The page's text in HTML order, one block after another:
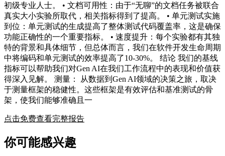
初级专业人士。 • 文档可用性：由于“无聊”的文档任务被联合
真实大小实验所取代，相关指标得到了提高。 • 单元测试实施
到位：单元测试的生成提高了整体测试代码覆盖率，这是确保
功能正确性的一个重要指标。 • 速度提升：每个实验都有其独
特的背景和具体细节，但总体而言，我们在软件开发生命周期
中将编码和单元测试的效率提高了10-30%。 结论 我们的基线
指标可以帮助我们对Gen AI在我们工作流程中的表现和价值获
得深入见解。 测量： 从数据到Gen AI领域的决策之旅，取决
于测量框架的稳健性。这些框架是有效评估和基准测试的骨
架，使我们能够准确且一
点击免费查看完整报告
你可能感兴趣